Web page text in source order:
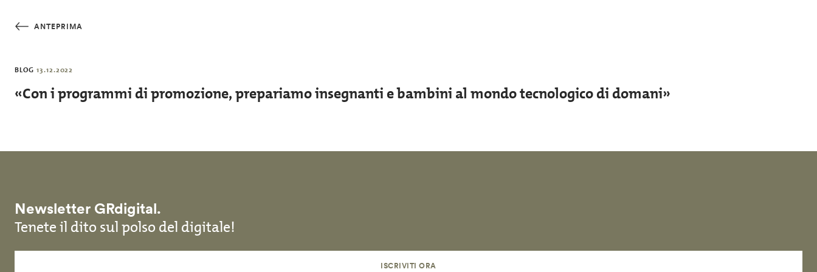
ANTEPRIMA
BLOG 13.12.2022
«Con i programmi di promozione, prepariamo insegnanti e bambini al mondo tecnologico di domani»
Newsletter GRdigital.
Tenete il dito sul polso del digitale!
ISCRIVITI ORA